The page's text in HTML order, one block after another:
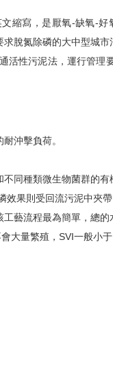
縮寫，是厭氧-缺氧-
脫氮除磷的大中型城市
活性污泥法，運行管
沖擊負荷。
同種類微生物菌群的
效果則受回流污泥中夾
藝流程最為簡單，總
大量繁殖，SVI一般小